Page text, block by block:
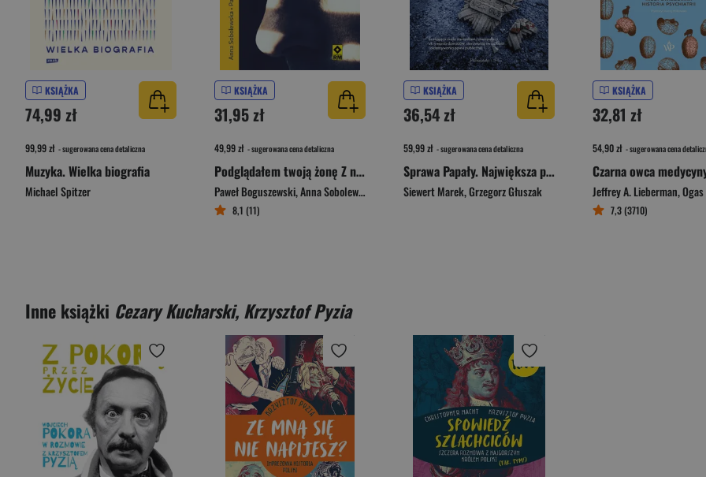
KSIĄŻKA
74,99 zł
99,99 zł - sugerowana cena detaliczna
Muzyka. Wielka biografia
Michael Spitzer
KSIĄŻKA
31,95 zł
49,99 zł - sugerowana cena detaliczna
Podglądałem twoją żonę Z notatnika prywatnego detektywa
Paweł Boguszewski,Anna Sobolewska
8,1 (11)
KSIĄŻKA
36,54 zł
59,99 zł - sugerowana cena detaliczna
Sprawa Papały. Największa porażka polskiej policji
Siewert Marek,Grzegorz Głuszak
KSIĄŻKA
32,81 zł
54,90 zł - sugerowana cena
Jeffrey A. Lieberman,
7,3 (3710)
Inne książki Cezary Kucharski, Krzysztof Pyzia